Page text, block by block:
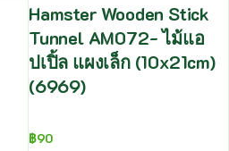
Hamster Wooden Stick
Tunnel AM072- ไม้แอ
ปเปิ้ล แผงเล็ก (10x21cm)
(6969)
฿90